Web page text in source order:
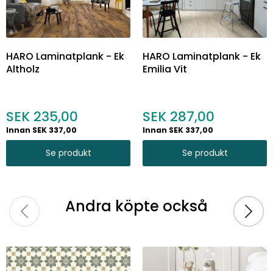
HARO Laminatplank - Ek
Altholz
235,00
Innan SEK 337,00
Se produkt
HARO Laminatplank - Ek
Emilia Vit
287,00
Innan SEK 337,00
Se produkt
Andra köpte också